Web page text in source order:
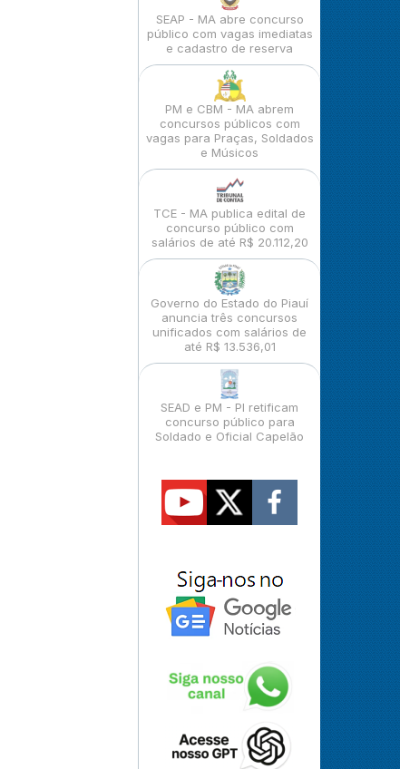
SEAP - MA abre concurso
público com vagas imediatas
e cadastro de reserva
PM e CBM - MA abrem
concursos públicos com
vagas para Praças, Soldados
e Músicos
TCE - MA publica edital de
concurso público com
salários de até R$ 20.112,20
Governo do Estado do Piauí
anuncia três concursos
unificados com salários de
até R$ 13.536,01
SEAD e PM - PI retificam
concurso público para
Soldado e Oficial Capelão